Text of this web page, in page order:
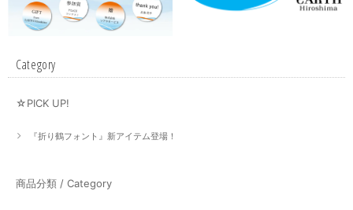
Category
☆PICK UP!
『折り鶴フォント』新アイテム登場！
商品分類 / Category